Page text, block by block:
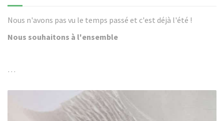
Nous n'avons pas vu le temps passé et c'est déjà l'été !
Nous souhaitons à l'ensemble
…